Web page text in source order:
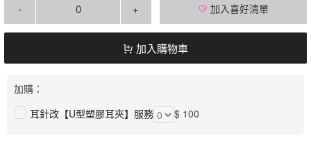
- + 加入喜好清單
加入購物車
加購：
耳針改【U型塑膠耳夾】服務
$ 100